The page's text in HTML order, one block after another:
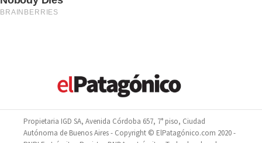
Propietaria IGD SA, Avenida Córdoba 657, 7° piso, Ciudad
Autónoma de Buenos Aires - Copyright © ElPatagónico.com 2020 -